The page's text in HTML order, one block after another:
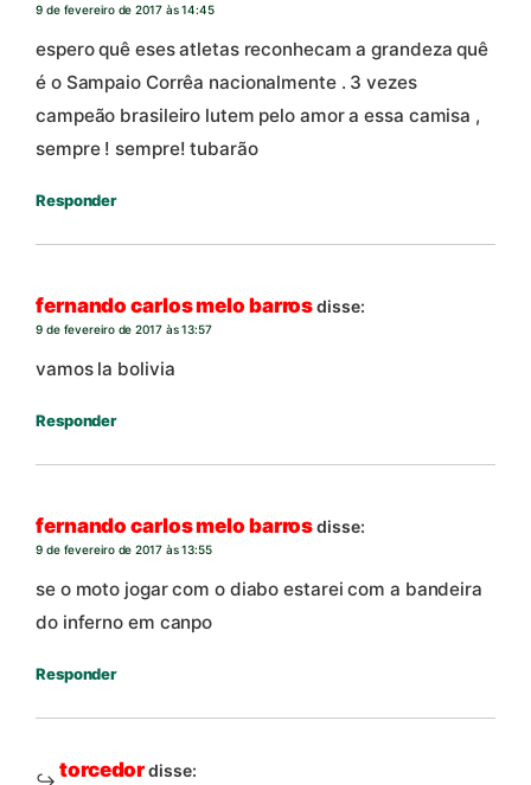
9 de fevereiro de 2017 às 14:45
espero quê eses atletas reconhecam a grandeza quê
é o Sampaio Corrêa nacionalmente . 3 vezes
campeão brasileiro lutem pelo amor a essa camisa ,
sempre ! sempre! tubarão
Responder
fernando carlos melo barrosdisse:
9 de fevereiro de 2017 às 13:57
vamos la bolivia
Responder
fernando carlos melo barrosdisse:
9 de fevereiro de 2017 às 13:55
se o moto jogar com o diabo estarei com a bandeira
do inferno em canpo
Responder
torcedordisse: